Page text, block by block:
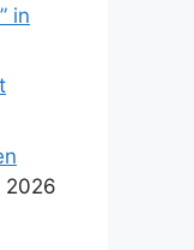
in
2026